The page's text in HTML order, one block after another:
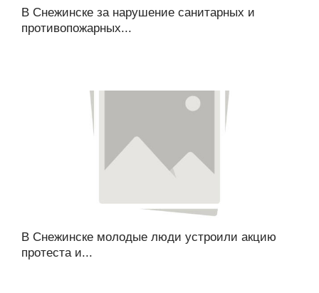
В Снежинске за нарушение санитарных и
противопожарных...
В Снежинске молодые люди устроили акцию
протеста и...